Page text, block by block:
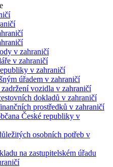
v zahraničí
v zahraničí
v zahraničí
úřadem v zahraničí
vozidla v zahraničí
dokladů v zahraničí
prostředků v zahraničí
České republiky v
osobních potřeb v
na zastupitelském úřadu